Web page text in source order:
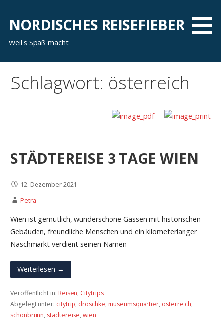
Inhalt
springen
NORDISCHES REISEFIEBER
Weil's Spaß macht
Schlagwort: österreich
STÄDTEREISE 3 TAGE WIEN
12. Dezember 2021
Petra
Wien ist gemütlich, wunderschöne Gassen mit historischen
Gebäuden, freundliche Menschen und ein kilometerlanger
Naschmarkt verdient seinen Namen
Weiterlesen →
Veröffentlicht in: Reisen, Citytrips
Abgelegt unter: citytrip, droschke, museumsquartier, österreich,
schönbrunn, städtereise, wien